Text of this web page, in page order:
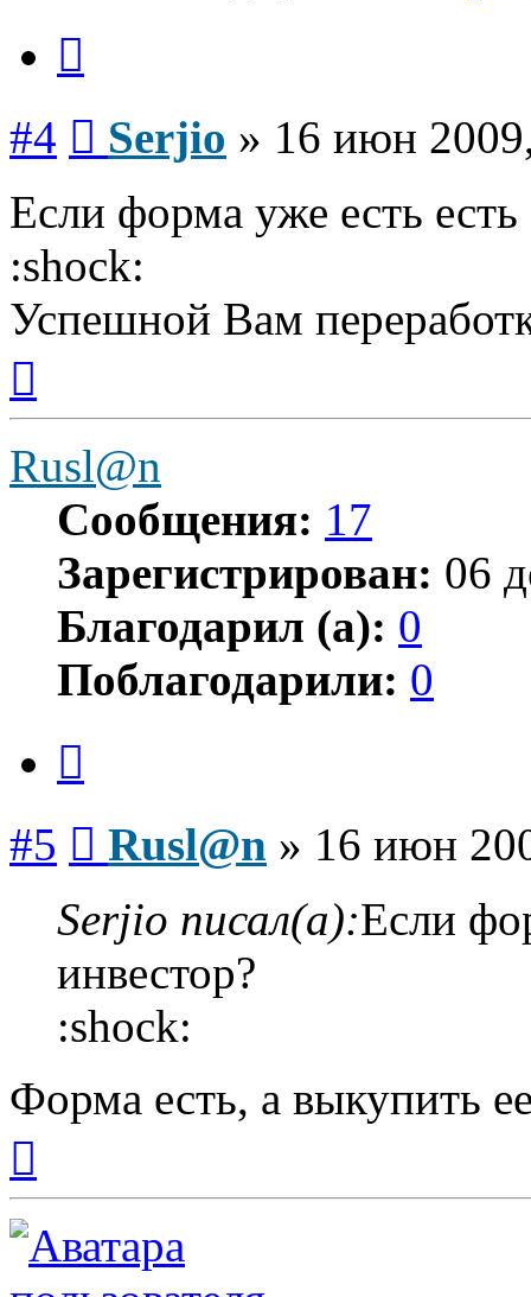
#4 Serjio » 16 июн
Если форма уже есть есть
:shock:
Успешной Вам
началу
Rusl@n
Сообщения: 17
Зарегистрирован: 06
Благодарил (а): 0
Поблагодарили: 0
#5 Rusl@n » 16 июн
Serjio писал(а):Если
инвестор?
:shock:
Форма есть, а выкупить
началу